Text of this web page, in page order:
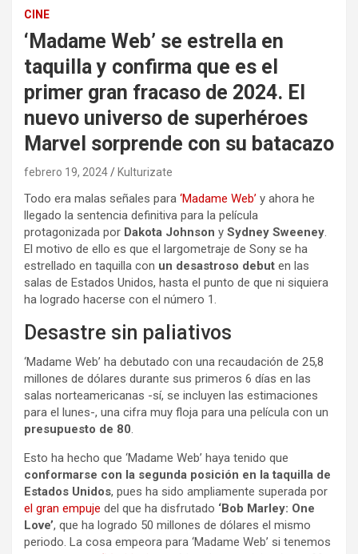
CINE
‘Madame Web’ se estrella en
taquilla y confirma que es el
primer gran fracaso de 2024. El
nuevo universo de superhéroes
Marvel sorprende con su batacazo
febrero 19, 2024 Kulturizate
Todo era malas señales para ‘Madame Web’ y ahora he
llegado la sentencia definitiva para la película
protagonizada por Dakota Johnson y Sydney Sweeney.
El motivo de ello es que el largometraje de Sony se ha
estrellado en taquilla con un desastroso debut en las
salas de Estados Unidos, hasta el punto de que ni siquiera
ha logrado hacerse con el número 1.
Desastre sin paliativos
‘Madame Web’ ha debutado con una recaudación de 25,8
millones de dólares durante sus primeros 6 días en las
salas norteamericanas -sí, se incluyen las estimaciones
para el lunes-, una cifra muy floja para una película con un
presupuesto de 80.
Esto ha hecho que ‘Madame Web’ haya tenido que
conformarse con la segunda posición en la taquilla de
Estados Unidos, pues ha sido ampliamente superada por
el gran empuje del que ha disfrutado ‘Bob Marley: One
Love’, que ha logrado 50 millones de dólares el mismo
periodo. La cosa empeora para ‘Madame Web’ si tenemos